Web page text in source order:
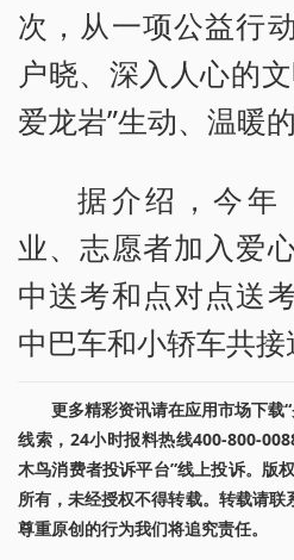
次，从一项公益行
户晓、深入人心的
爱龙岩”生动、温暖的
据介绍，今年
业、志愿者加入爱
中送考和点对点送
中巴车和小轿车共接
更多精彩资讯请在应用市场下载
线索，24小时报料热线400-800-
木鸟消费者投诉平台”线上投诉。版
所有，未经授权不得转载。转载请
尊重原创的行为我们将追究责任。